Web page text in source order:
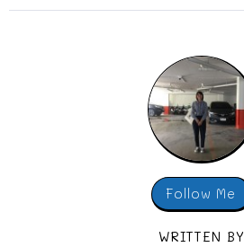
Follow Me
WRITTEN BY